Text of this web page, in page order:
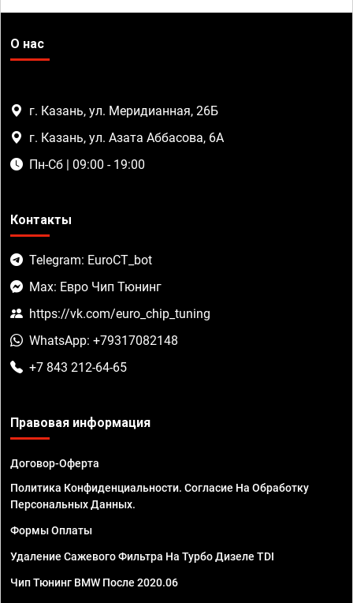
О нас
г. Казань, ул. Меридианная, 26Б
г. Казань, ул. Азата Аббасова, 6А
Пн-Сб | 09:00 - 19:00
Контакты
Telegram: EuroCT_bot
Max: Евро Чип Тюнинг
https://vk.com/euro_chip_tuning
WhatsApp: +79317082148
+7 843 212-64-65
Правовая информация
Договор-Оферта
Политика Конфиденциальности. Согласие На Обработку
Персональных Данных.
Формы Оплаты
Удаление Сажевого Фильтра На Турбо Дизеле TDI
Чип Тюнинг BMW После 2020.06